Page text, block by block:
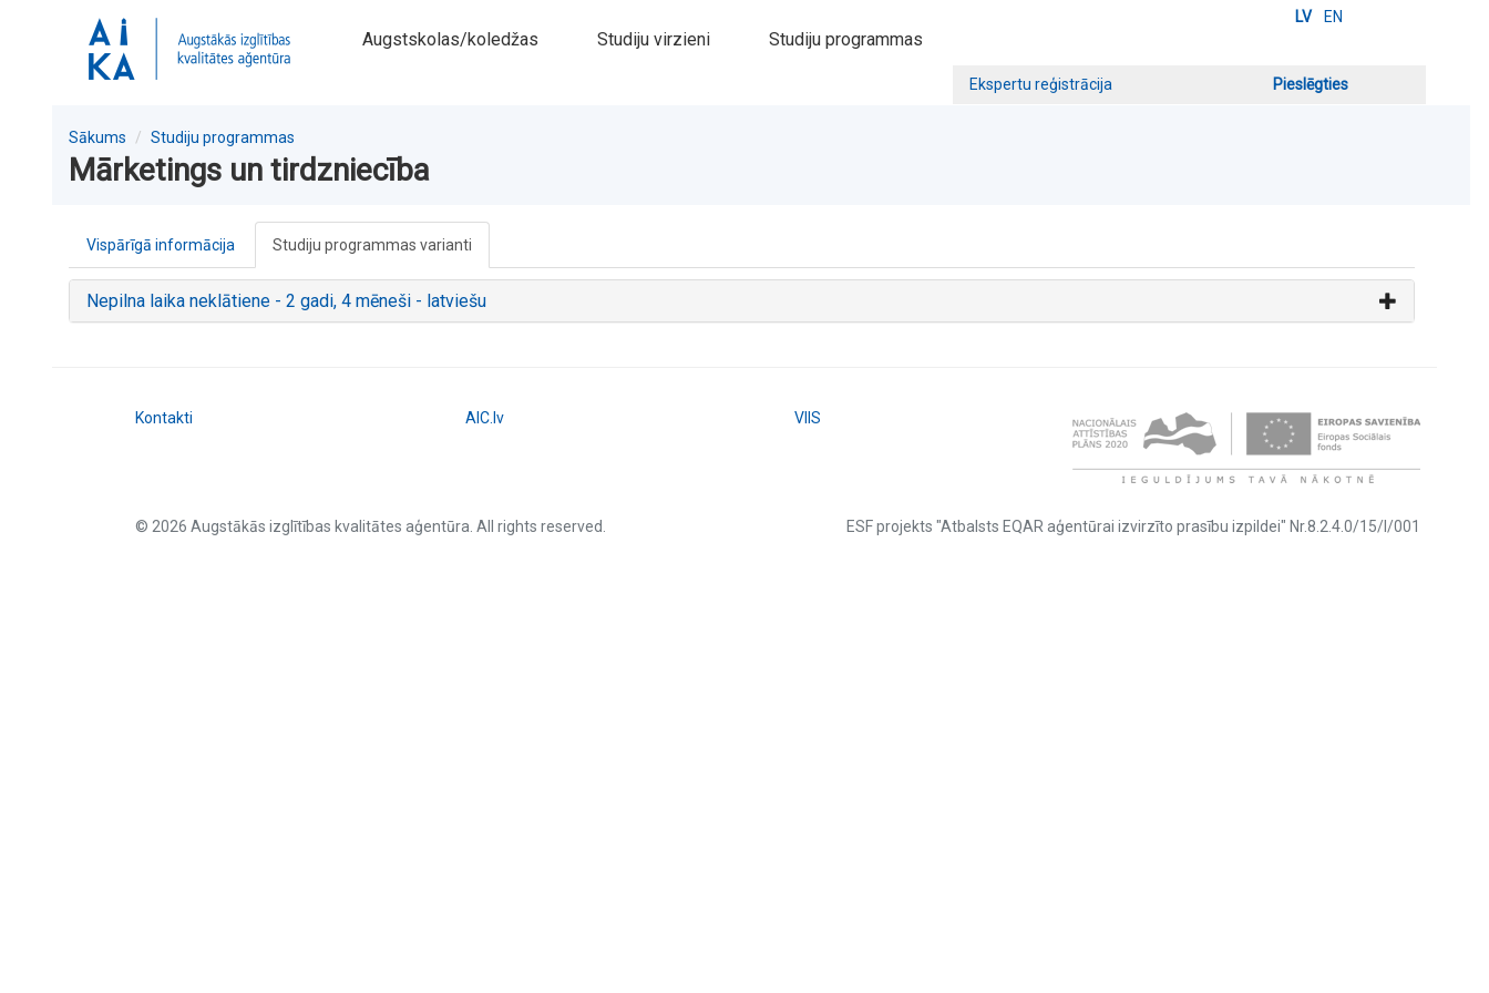
LV EN
Augstskolas/koledžas Studiju virzieni Studiju programmas
Ekspertu reģistrācija Pieslēgties
Sākums Studiju programmas
Mārketings un tirdzniecība
Vispārīgā informācija Studiju programmas varianti
Nepilna laika neklātiene - 2 gadi, 4 mēneši - latviešu
Kontakti AIC.lv VIIS
© 2026 Augstākās izglītības kvalitātes aģentūra. All rights reserved. ESF projekts "Atbalsts EQAR aģentūrai izvirzīto prasību izpildei" Nr.8.2.4.0/15/I/001